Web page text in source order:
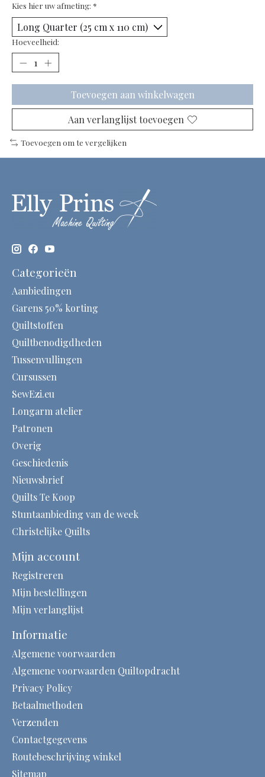
Kies hier uw afmeting: *
Hoeveelheid:
Toevoegen aan winkelwagen
Aan verlanglijst toevoegen
Toevoegen om te vergelijken
Categorieën
Aanbiedingen
Garens 50% korting
Quiltstoffen
Quiltbenodigdheden
Tussenvullingen
Cursussen
SewEzi.eu
Longarm atelier
Patronen
Overig
Geschiedenis
Nieuwsbrief
Quilts Te Koop
Stuntaanbieding van de week
Christelijke Quilts
Mijn account
Registreren
Mijn bestellingen
Mijn verlanglijst
Informatie
Algemene voorwaarden
Algemene voorwaarden Quiltopdracht
Privacy Policy
Betaalmethoden
Verzenden
Contactgegevens
Routebeschrijving winkel
Sitemap